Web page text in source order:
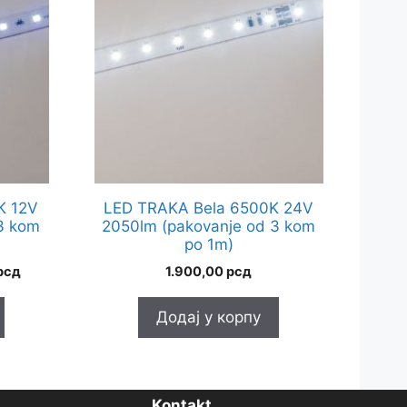
12V
kom
Тренутна
LED TRAKA Bela 6500K 24V
2050lm (pakovanje od 3 kom
po 1m)
1.900,00рсд
Додај у корпу